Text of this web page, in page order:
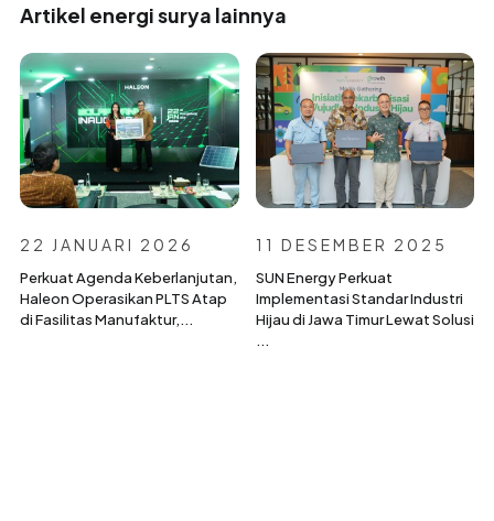
Artikel energi surya lainnya
22 JANUARI 2026
Perkuat Agenda Keberlanjutan,
Haleon Operasikan PLTS Atap
di Fasilitas Manufaktur,...
11 DESEMBER 2025
SUN Energy Perkuat
Implementasi Standar Industri
Hijau di Jawa Timur Lewat Solusi
...